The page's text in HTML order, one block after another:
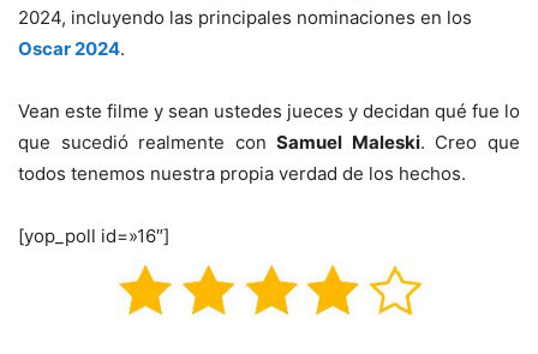
2024, incluyendo las principales nominaciones en los
Oscar 2024.
Vean este filme y sean ustedes jueces y decidan qué fue lo
que sucedió realmente conSamuel Maleski. Creo que
todos tenemos nuestra propia verdad de los hechos.
[yop_poll id=»16″]